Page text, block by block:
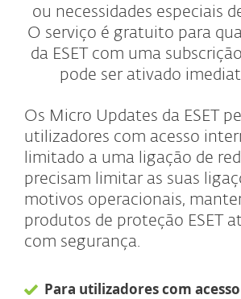
ou necessidades especiais
O serviço é gratuito para
da ESET com uma
pode ser ativado
Os Micro Updates da ESET
utilizadores com acesso
limitado a uma ligação de
precisam limitar as suas
motivos operacionais,
produtos de proteção ESET
com segurança.
Para utilizadores com